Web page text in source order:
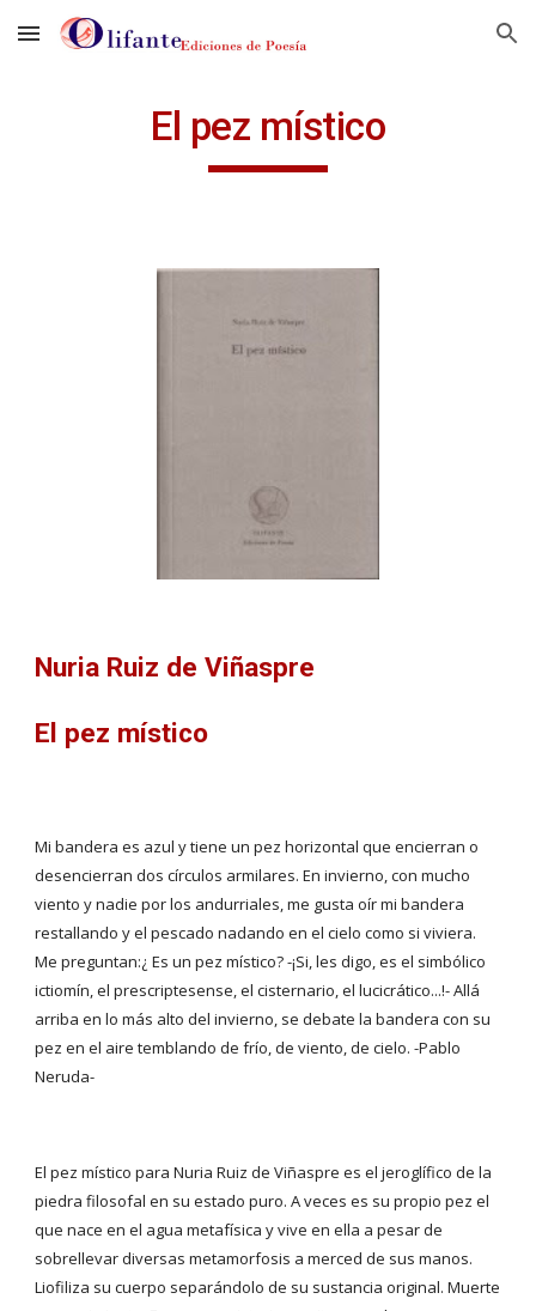
Skip to main content Skip to navigation
El pez místico
Nuria Ruiz de Viñaspre
El pez místico
Mi bandera es azul y tiene un pez horizontal que encierran o
desencierran dos círculos armilares. En invierno, con mucho
viento y nadie por los andurriales, me gusta oír mi bandera
restallando y el pescado nadando en el cielo como si viviera.
Me preguntan:¿ Es un pez místico? -¡Si, les digo, es el simbólico
ictiomín, el prescriptesense, el cisternario, el lucicrático...!- Allá
arriba en lo más alto del invierno, se debate la bandera con su
pez en el aire temblando de frío, de viento, de cielo. -Pablo
Neruda-
El pez místico para Nuria Ruiz de Viñaspre es el jeroglífico de la
piedra filosofal en su estado puro. A veces es su propio pez el
que nace en el agua metafísica y vive en ella a pesar de
sobrellevar diversas metamorfosis a merced de sus manos.
Liofiliza su cuerpo separándolo de su sustancia original. Muerte